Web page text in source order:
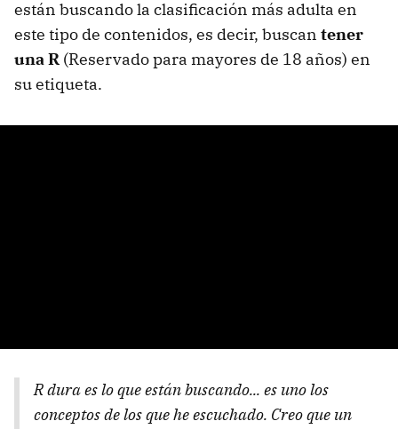
están buscando la clasificación más adulta en
este tipo de contenidos, es decir, buscan tener
una R (Reservado para mayores de 18 años) en
su etiqueta.
R dura es lo que están buscando... es uno los
conceptos de los que he escuchado. Creo que un